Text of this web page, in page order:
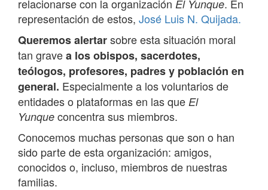
relacionarse con la organización El Yunque. En
representación de estos, José Luis N. Quijada.
Queremos alertarsobre esta situación moral
tan gravea los obispos, sacerdotes,
teólogos, profesores, padres y población en
general. Especialmente a los voluntarios de
entidades o plataformas en las que El
Yunque concentra sus miembros.
Conocemos muchas personas que son o han
sido parte de esta organización: amigos,
conocidos o, incluso, miembros de nuestras
familias.